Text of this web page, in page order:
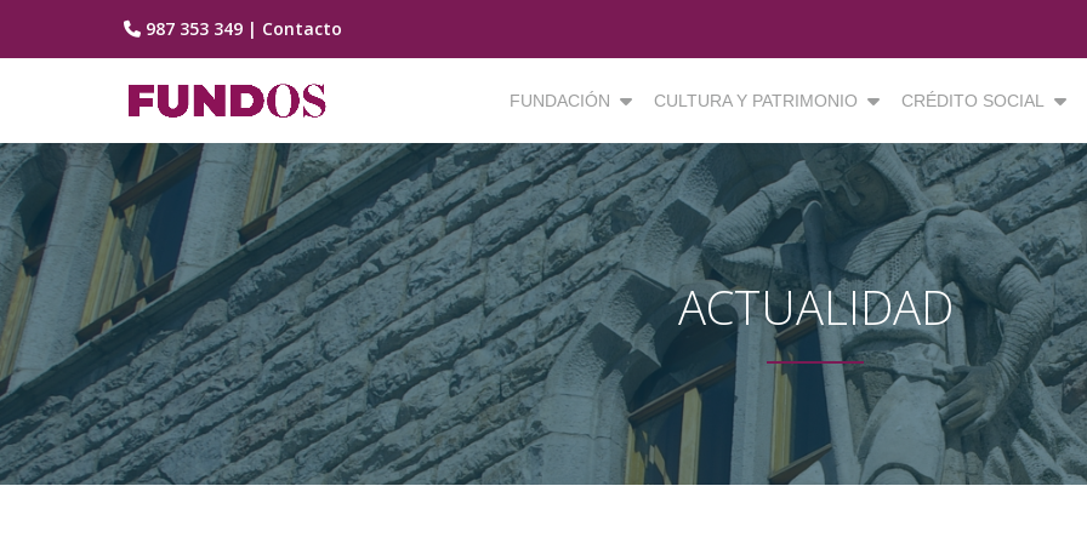
Saltar
987 353 349 | Contacto
FUNDACIÓN CULTURA Y PATRIMONIO CRÉDITO SOCIAL
ACTUALIDAD